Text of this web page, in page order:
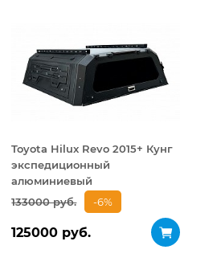
Toyota Hilux Revo 2015+ Кунг
экспедиционный
алюминиевый
133000 руб.
-6%
125000 руб.